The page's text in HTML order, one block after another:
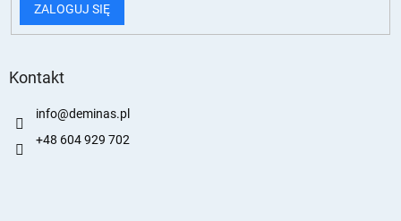
ZALOGUJ SIĘ
Kontakt
info@deminas.pl
+48 604 929 702